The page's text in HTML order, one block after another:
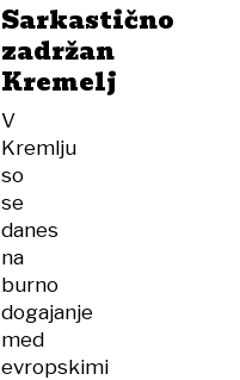
pozabite
na
mir«
Sarkastično
zadržan
Kremelj
V
Kremlju
so
se
danes
na
burno
dogajanje
med
evropskimi